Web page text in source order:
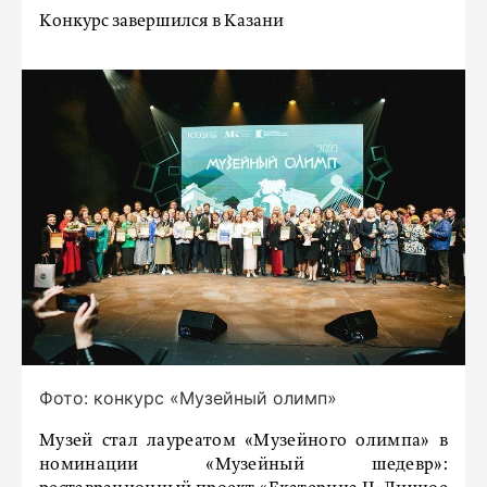
Конкурс завершился в Казани
Фото: конкурс «Музейный олимп»
Музей стал лауреатом «Музейного олимпа» в
номинации «Музейный шедевр»: